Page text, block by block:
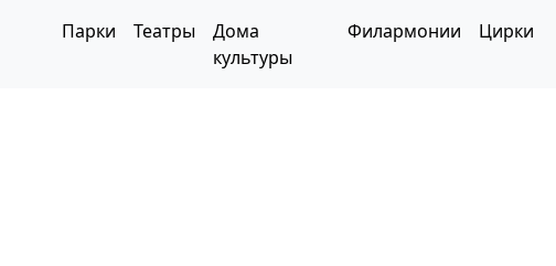
Парки Театры
Дома
культуры
Филармонии Цирки